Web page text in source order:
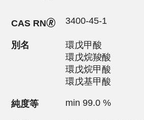
CAS RN🄬 3400-45-1
別名
環戊甲酸
環戊烷羧酸
環戊烷甲酸
環戊基甲酸
純度等 min 99.0 %